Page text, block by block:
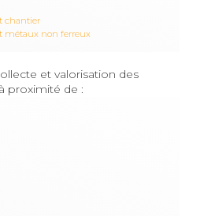
chantier
métaux non ferreux
et valorisation des
proximité de :